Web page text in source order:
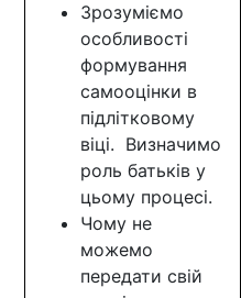
Зрозуміємо
особливості
формування
самооцінки в
підлітковому
віці. Визначимо
роль батьків у
цьому процесі.
Чому не
можемо
передати свій